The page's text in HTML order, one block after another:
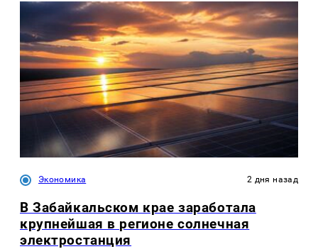
Экономика 2 дня назад
В Забайкальском крае заработала
крупнейшая в регионе солнечная
электростанция